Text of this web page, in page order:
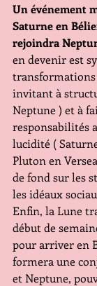
Un événement
Saturne en
rejoindra
en devenir est
transformations
invitant à
Neptune ) et à
responsabilités
lucidité (
Pluton en
de fond sur les
les idéaux
Enfin, la Lune
début de
pour arriver en
formera une
et Neptune,